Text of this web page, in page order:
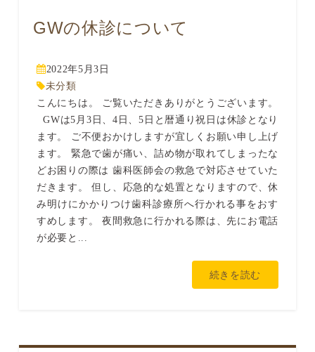
GWの休診について
2022年5月3日
未分類
こんにちは。 ご覧いただきありがとうございます。
GWは5月3日、4日、5日と暦通り祝日は休診となり
ます。 ご不便おかけしますが宜しくお願い申し上げ
ます。 緊急で歯が痛い、詰め物が取れてしまったな
どお困りの際は 歯科医師会の救急で対応させていた
だきます。 但し、応急的な処置となりますので、休
み明けにかかりつけ歯科診療所へ行かれる事をおす
すめします。 夜間救急に行かれる際は、先にお電話
が必要と...
続きを読む